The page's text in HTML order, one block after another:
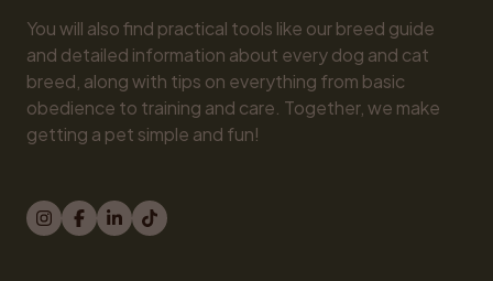
You will also find practical tools like our breed guide
and detailed information about every dog and cat
breed, along with tips on everything from basic
obedience to training and care. Together, we make
getting a pet simple and fun!